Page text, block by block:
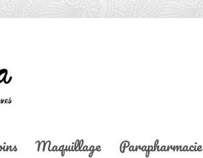
Maquillage Parapharmacie